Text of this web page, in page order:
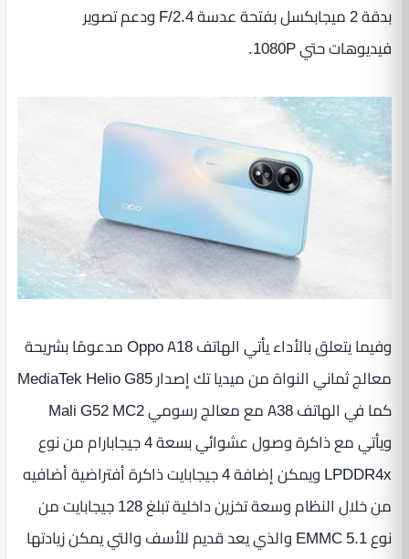
بدقة 2 ميجابكسل بفتحة عدسة F/2.4 ودعم تصوير
فيديوهات حتي 1080P.
وفيما يتعلق بالأداء يأتي الهاتف Oppo A18 مدعومًا بشريحة
معالج ثماني النواة من ميديا تك إصدار MediaTek Helio G85
كما في الهاتف A38 مع معالج رسومي Mali G52 MC2
ويأتي مع ذاكرة وصول عشوائي بسعة 4 جيجابارام من نوع
LPDDR4x ويمكن إضافة 4 جيجابايت ذاكرة أفتراضية أضافيه
من خلال النظام وسعة تخزين داخلية تبلغ 128 جيجابايت من
نوع EMMC 5.1 والذي يعد قديم للأسف والتي يمكن زيادتها